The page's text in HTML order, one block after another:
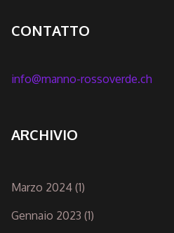
CONTATTO
info@manno-rossoverde.ch
ARCHIVIO
Marzo 2024 (1)
Gennaio 2023 (1)